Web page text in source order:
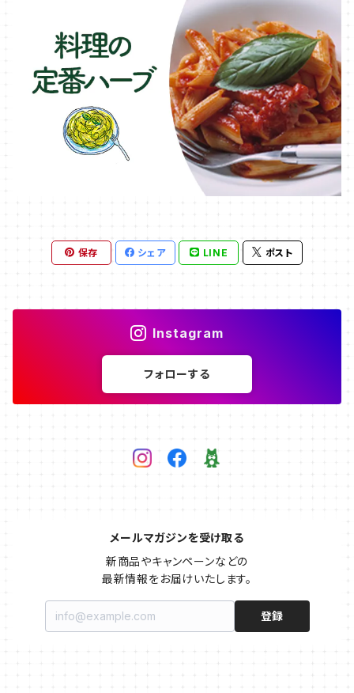
保存 シェア LINE ポスト
Instagram
フォローする
メールマガジンを受け取る
新商品やキャンペーンなどの
最新情報をお届けいたします。
登録